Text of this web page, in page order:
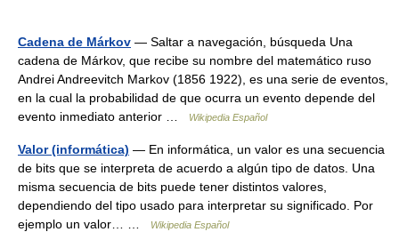
Cadena de Márkov — Saltar a navegación, búsqueda Una
cadena de Márkov, que recibe su nombre del matemático ruso
Andrei Andreevitch Markov (1856 1922), es una serie de eventos,
en la cual la probabilidad de que ocurra un evento depende del
evento inmediato anterior …
Wikipedia Español
Valor (informática) — En informática, un valor es una secuencia
de bits que se interpreta de acuerdo a algún tipo de datos. Una
misma secuencia de bits puede tener distintos valores,
dependiendo del tipo usado para interpretar su significado. Por
ejemplo un valor… …
Wikipedia Español